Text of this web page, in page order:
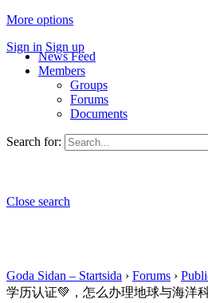
More options
Sign in Sign up
News Feed
Members
Groups
Forums
Documents
Search for:
Close search
Goda Sidan – Startsida › Forums ›
学历认证💚，怎么办理地球与海洋